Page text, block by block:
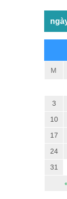
M
3
10
17
24
31